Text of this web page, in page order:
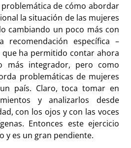
de cómo abordar
la situación de las mujeres
cambiando un poco más con
recomendación específica –
que ha permitido contar ahora
más integrador, pero como
problemáticas de mujeres
país. Claro, toca tomar en
y analizarlos desde
con los ojos y con las voces
Entonces este ejercicio
y es un gran pendiente.